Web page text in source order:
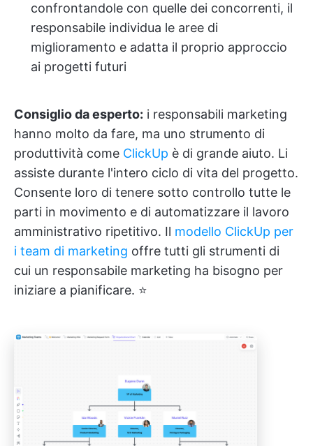
confrontandole con quelle dei concorrenti, il
responsabile individua le aree di
miglioramento e adatta il proprio approccio
ai progetti futuri
Consiglio da esperto: i responsabili marketing
hanno molto da fare, ma uno strumento di
produttività come ClickUp è di grande aiuto. Li
assiste durante l'intero ciclo di vita del progetto.
Consente loro di tenere sotto controllo tutte le
parti in movimento e di automatizzare il lavoro
amministrativo ripetitivo. Il modello ClickUp per
i team di marketing offre tutti gli strumenti di
cui un responsabile marketing ha bisogno per
iniziare a pianificare. ⭐